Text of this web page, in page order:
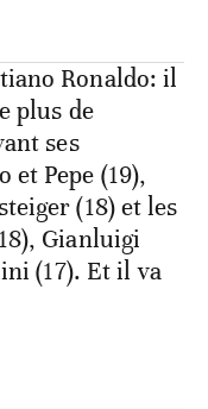
Ronaldo: il
plus de
ses
Pepe (19),
(18) et les
Gianluigi
(17). Et il va